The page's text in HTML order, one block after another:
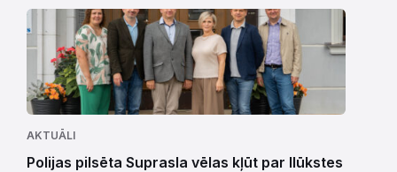
AKTUĀLI
Polijas pilsēta Suprasla vēlas kļūt par Ilūkstes